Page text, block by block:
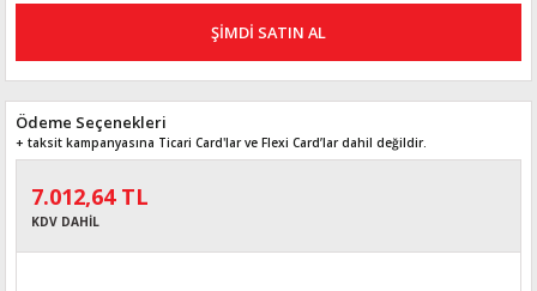
ŞİMDİ SATIN AL
Ödeme Seçenekleri
+ taksit kampanyasına Ticari Card'lar ve Flexi Card’lar dahil değildir.
7.012,64 TL
KDV DAHİL